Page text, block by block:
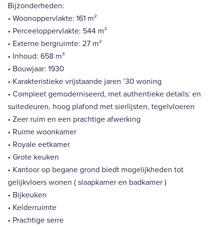
Bijzonderheden:
• Woonoppervlakte: 161 m²
• Perceeloppervlakte: 544 m²
• Externe bergruimte: 27 m²
• Inhoud: 658 m³
• Bouwjaar: 1930
• Karakteristieke vrijstaande jaren ’30 woning
• Compleet gemoderniseerd, met authentieke details: en
suitedeuren, hoog plafond met sierlijsten, tegelvloeren
• Zeer ruim en een prachtige afwerking
• Ruime woonkamer
• Royale eetkamer
• Grote keuken
• Kantoor op begane grond biedt mogelijkheden tot
gelijkvloers wonen ( slaapkamer en badkamer )
• Bijkeuken
• Kelderruimte
• Prachtige serre